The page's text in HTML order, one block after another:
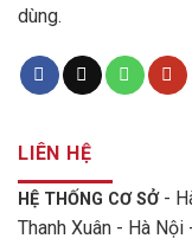
dùng.
LIÊN HỆ
HỆ THỐNG CƠ SỞ -
Thanh Xuân - Hà Nội